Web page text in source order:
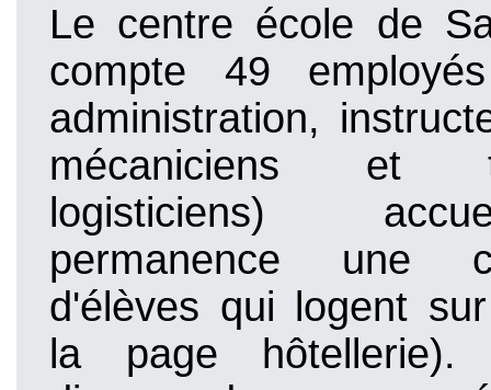
Le centre école de
compte 49
administration,
mécaniciens et
logisticiens)
permanence une
d'élèves qui logent
la page